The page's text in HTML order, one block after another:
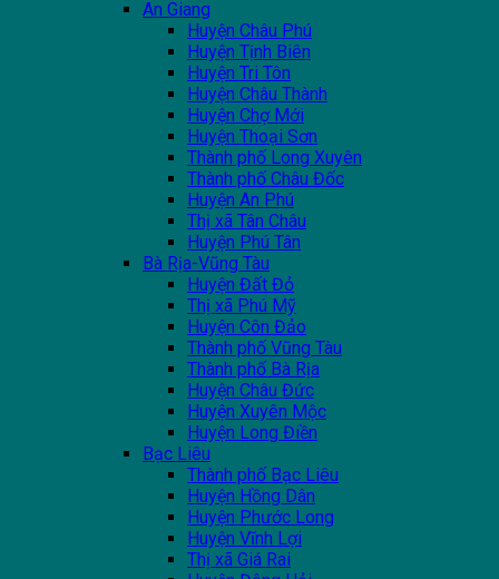
An Giang
Huyện Châu Phú
Huyện Tịnh Biên
Huyện Tri Tôn
Huyện Châu Thành
Huyện Chợ Mới
Huyện Thoại Sơn
Thành phố Long Xuyên
Thành phố Châu Đốc
Huyện An Phú
Thị xã Tân Châu
Huyện Phú Tân
Bà Rịa-Vũng Tàu
Huyện Đất Đỏ
Thị xã Phú Mỹ
Huyện Côn Đảo
Thành phố Vũng Tàu
Thành phố Bà Rịa
Huyện Châu Đức
Huyện Xuyên Mộc
Huyện Long Điền
Bạc Liêu
Thành phố Bạc Liêu
Huyện Hồng Dân
Huyện Phước Long
Huyện Vĩnh Lợi
Thị xã Giá Rai